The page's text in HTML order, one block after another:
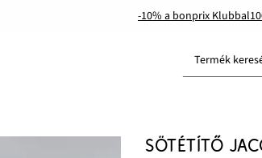
-10% a bonprix Klubbal
Termék
SÖTÉTÍTŐ